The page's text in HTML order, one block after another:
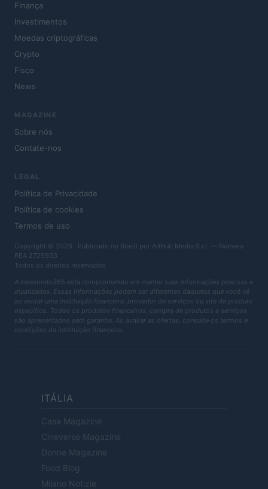
Finança
Investimentos
Moedas criptográficas
Crypto
Fisco
News
MAGAZINE
Sobre nós
Contate-nos
LEGAL
Política de Privacidade
Política de cookies
Termos de uso
Copyright © 2026 · Publicado no Brasil por AdHub Media S.r.l. — Número
REA 2729933
Todos os direitos reservados
A Investindo365 está comprometida em manter suas informações precisas e
atualizadas. Essas informações podem ser diferentes daquelas que você vê
ao visitar uma instituição financeira, provedor de serviços ou site de produto
específico. Todos os produtos financeiros, compra de produtos e serviços
são apresentados sem garantia. Ao avaliar as ofertas, consulte os termos e
condições da instituição financeira.
ITÁLIA
Casa Magazine
Cineverse Magazine
Donne Magazine
Food Blog
Milano Notizie